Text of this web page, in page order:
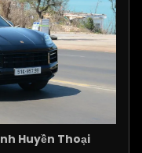
Huyền Thoại